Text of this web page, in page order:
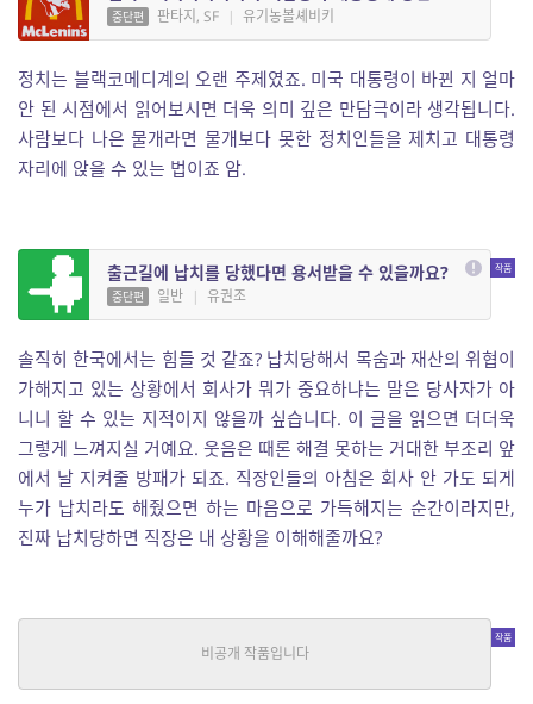
중단편 판타지, SF | 유기농볼셰비키
정치는 블랙코메디계의 오랜 주제였죠. 미국 대통령이 바뀐 지 얼마
안 된 시점에서 읽어보시면 더욱 의미 깊은 만담극이라 생각됩니다.
사람보다 나은 물개라면 물개보다 못한 정치인들을 제치고 대통령
자리에 앉을 수 있는 법이죠 암.
출근길에 납치를 당했다면 용서받을 수 있을까요?
중단편 일반 | 유권조
솔직히 한국에서는 힘들 것 같죠? 납치당해서 목숨과 재산의 위협이
가해지고 있는 상황에서 회사가 뭐가 중요하냐는 말은 당사자가 아
니니 할 수 있는 지적이지 않을까 싶습니다. 이 글을 읽으면 더더욱
그렇게 느껴지실 거예요. 웃음은 때론 해결 못하는 거대한 부조리 앞
에서 날 지켜줄 방패가 되죠. 직장인들의 아침은 회사 안 가도 되게
누가 납치라도 해줬으면 하는 마음으로 가득해지는 순간이라지만,
진짜 납치당하면 직장은 내 상황을 이해해줄까요?
신체강탈자의 침과 입
경희